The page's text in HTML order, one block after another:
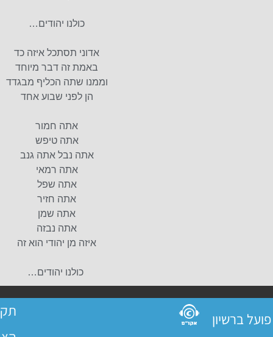
כולנו יהודים…
אדוני תסתכל איזה כד
באמת זה דבר מיוחד
וממנו שתה הכליף מבגדד
הן לפני שבוע אחד
אתה חמור
אתה טיפש
אתה נבל אתה גנב
אתה רמאי
אתה שפל
אתה חזיר
אתה שמן
אתה נבזה
איזה מן יהודי הוא זה
כולנו יהודים…